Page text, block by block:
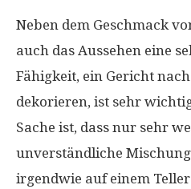
Neben dem Geschmack
auch das Aussehen eine
Fähigkeit, ein Gericht
dekorieren, ist sehr
Sache ist, dass nur sehr
unverständliche
irgendwie auf einem